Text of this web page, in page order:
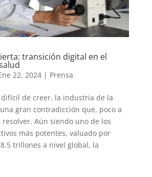
transición digital en el
22, 2024| Prensa
de creer, la industria de la
gran contradicción que, poco a
Aún siendo uno de los
más potentes, valuado por
trillones a nivel global, la